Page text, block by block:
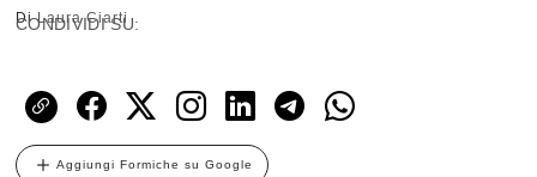
DiLaura Ciarti
CONDIVIDI SU:
Aggiungi Formiche su Google